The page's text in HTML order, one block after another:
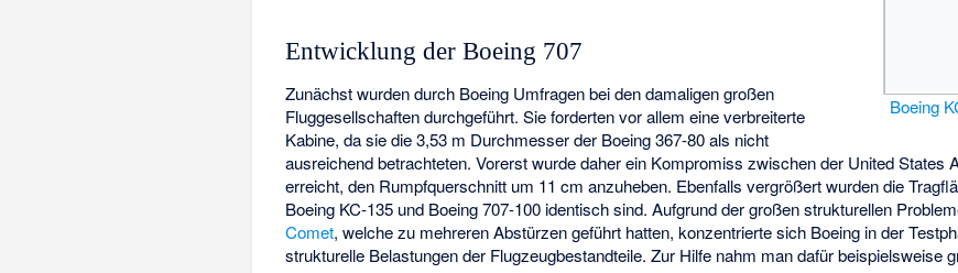
Boeing
Entwicklung der Boeing 707
Zunächst wurden durch Boeing Umfragen bei den damaligen großen
Fluggesellschaften durchgeführt. Sie forderten vor allem eine verbreiterte
Kabine, da sie die 3,53 m Durchmesser der Boeing 367-80 als nicht
ausreichend betrachteten. Vorerst wurde daher ein Kompromiss zwischen der United States
erreicht, den Rumpfquerschnitt um 11 cm anzuheben. Ebenfalls vergrößert wurden die
Boeing KC-135 und Boeing 707-100 identisch sind. Aufgrund der großen strukturellen
Comet, welche zu mehreren Abstürzen geführt hatten, konzentrierte sich Boeing in der
strukturelle Belastungen der Flugzeugbestandteile. Zur Hilfe nahm man dafür beispielsweise